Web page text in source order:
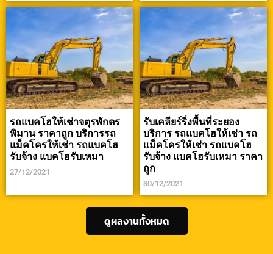
รถแบคโฮให้เช่าจตุรพักตร
พิมาน ราคาถูก บริการรถ
แม็คโครให้เช่า รถแบคโฮ
รับจ้าง แบคโฮรับเหมา
27/12/2021
รับเคลียร์ริ่งพื้นที่ระยอง
บริการ รถแบคโฮให้เช่า รถ
แม็คโครให้เช่า รถแบคโฮ
รับจ้าง แบคโฮรับเหมา ราคา
ถูก
30/12/2021
ดูผลงานทั้งหมด